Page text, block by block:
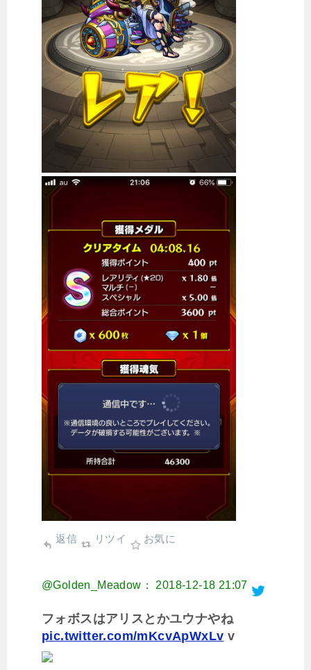
返信 リツイ お気に
@Golden_Meadow： 2018-12-18 21:07
フォボスはアリスとかユウナやね
pic.twitter.com/mKcvApWxLv v